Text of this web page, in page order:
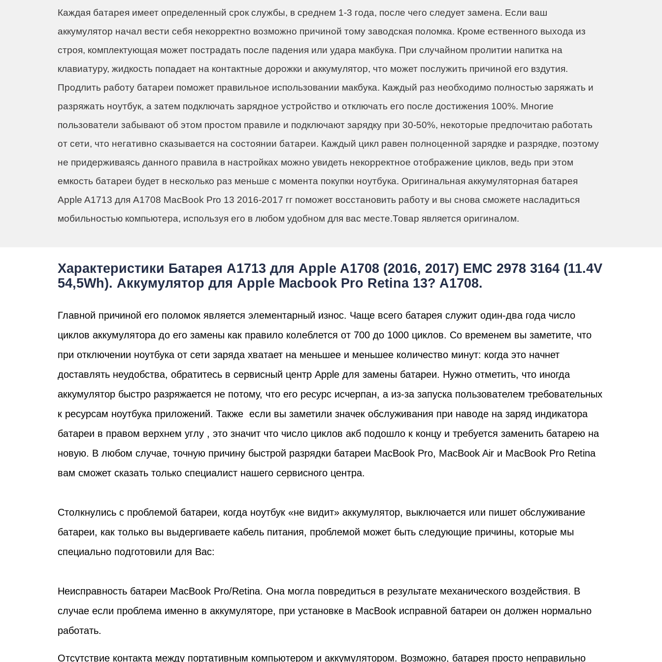
iMac
Каждая батарея имеет определенный срок службы, в среднем 1-3 года, после чего следует замена. Если ваш
аккумулятор начал вести себя некорректно возможно причиной тому заводская поломка. Кроме ественного выхода из
строя, комплектующая может пострадать после падения или удара макбука. При случайном пролитии напитка на
клавиатуру, жидкость попадает на контактные дорожки и аккумулятор, что может послужить причиной его вздутия.
Продлить работу батареи поможет правильное использовании макбука. Каждый раз необходимо полностью заряжать и
разряжать ноутбук, а затем подключать зарядное устройство и отключать его после достижения 100%. Многие
пользователи забывают об этом простом правиле и подключают зарядку при 30-50%, некоторые предпочитаю работать
от сети, что негативно сказывается на состоянии батареи. Каждый цикл равен полноценной зарядке и разрядке, поэтому
не придерживаясь данного правила в настройках можно увидеть некорректное отображение циклов, ведь при этом
емкость батареи будет в несколько раз меньше с момента покупки ноутбука. Оригинальная аккумуляторная батарея
Apple A1713 для A1708 MacBook Pro 13 2016-2017 гг поможет восстановить работу и вы снова сможете насладиться
мобильностью компьютера, используя его в любом удобном для вас месте.Товар является оригиналом.
Характеристики Батарея A1713 для Apple A1708 (2016, 2017) EMC 2978 3164 (11.4V
54,5Wh). Аккумулятор для Apple Macbook Pro Retina 13? A1708.
Главной причиной его поломок является элементарный износ. Чаще всего батарея служит один-два года число
циклов аккумулятора до его замены как правило колеблется от 700 до 1000 циклов. Со временем вы заметите, что
при отключении ноутбука от сети заряда хватает на меньшее и меньшее количество минут: когда это начнет
доставлять неудобства, обратитесь в сервисный центр Apple для замены батареи. Нужно отметить, что иногда
аккумулятор быстро разряжается не потому, что его ресурс исчерпан, а из-за запуска пользователем требовательных
к ресурсам ноутбука приложений. Также если вы заметили значек обслуживания при наводе на заряд индикатора
батареи в правом верхнем углу , это значит что число циклов акб подошло к концу и требуется заменить батарею на
новую. В любом случае, точную причину быстрой разрядки батареи MacBook Pro, MacBook Air и MacBook Pro Retina
вам сможет сказать только специалист нашего сервисного центра.
Столкнулись с проблемой батареи, когда ноутбук «не видит» аккумулятор, выключается или пишет обслуживание
батареи, как только вы выдергиваете кабель питания, проблемой может быть следующие причины, которые мы
специально подготовили для Вас:
Неисправность батареи MacBook Pro/Retina. Она могла повредиться в результате механического воздействия. В
случае если проблема именно в аккумуляторе, при установке в MacBook исправной батареи он должен нормально
работать.
Отсутствие контакта между портативным компьютером и аккумулятором. Возможно, батарея просто неправильно